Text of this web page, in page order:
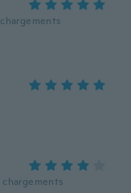
chargements
chargements